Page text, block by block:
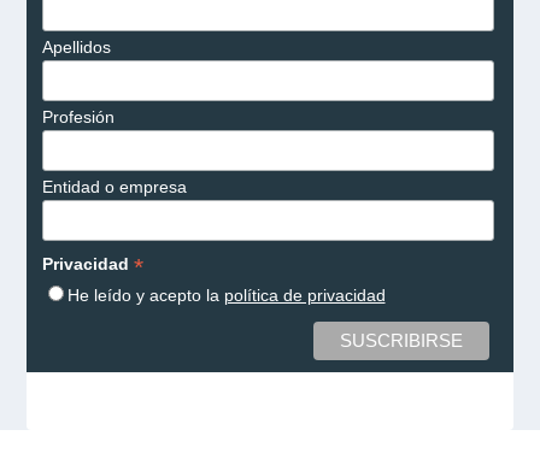
Apellidos
Profesión
Entidad o empresa
Privacidad *
He leído y acepto la política de privacidad